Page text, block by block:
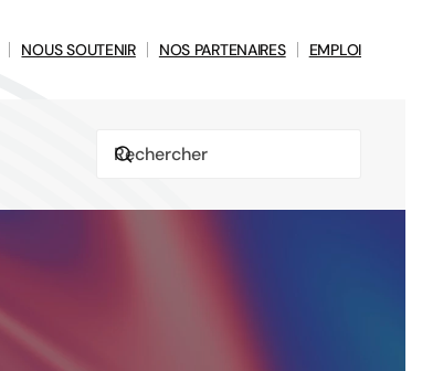
NOUS SOUTENIR NOS PARTENAIRES EMPLOI